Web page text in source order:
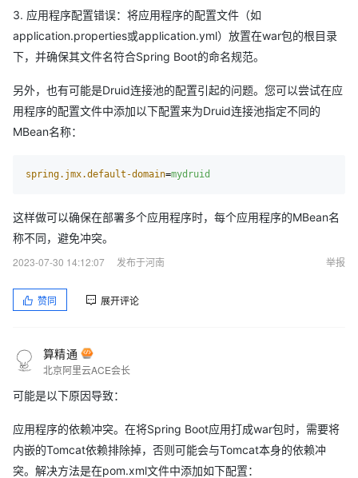
3. 应用程序配置错误：将应用程序的配置文件（如
application.properties或application.yml）放置在war包的根目录
下，并确保其文件名符合Spring Boot的命名规范。
另外，也有可能是Druid连接池的配置引起的问题。您可以尝试在应
用程序的配置文件中添加以下配置来为Druid连接池指定不同的
MBean名称：
spring.jmx.default-domain=mydruid
这样做可以确保在部署多个应用程序时，每个应用程序的MBean名
称不同，避免冲突。
2023-07-30 14:12:07
发布于河南 举报
赞同 展开评论
算精通
北京阿里云ACE会长
可能是以下原因导致：
应用程序的依赖冲突。在将Spring Boot应用打成war包时，需要将
内嵌的Tomcat依赖排除掉，否则可能会与Tomcat本身的依赖冲
突。解决方法是在pom.xml文件中添加如下配置：